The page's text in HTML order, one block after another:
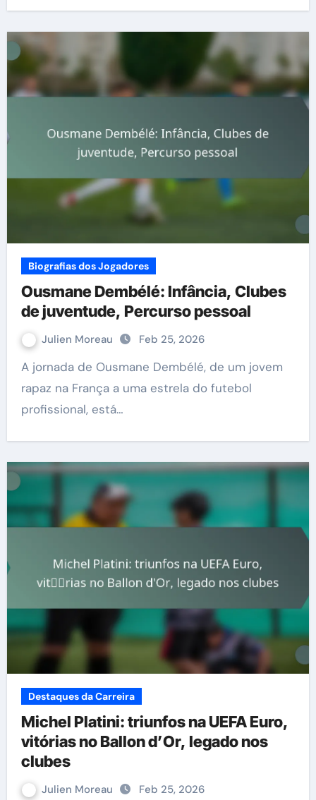
Biografias dos Jogadores
Ousmane Dembélé: Infância, Clubes
de juventude, Percurso pessoal
Julien Moreau Feb 25, 2026
A jornada de Ousmane Dembélé, de um jovem
rapaz na França a uma estrela do futebol
profissional, está…
Destaques da Carreira
Michel Platini: triunfos na UEFA Euro,
vitórias no Ballon d’Or, legado nos
clubes
Julien Moreau Feb 25, 2026